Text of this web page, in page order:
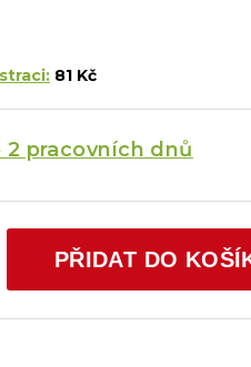
81 Kč
pracovních dnů
PŘIDAT DO